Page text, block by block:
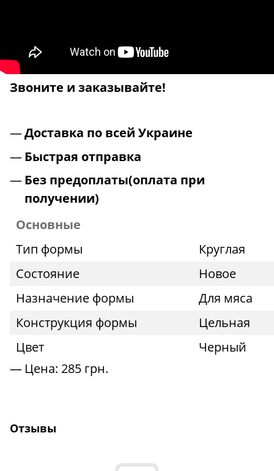
Звоните и заказывайте!
Доставка по всей Украине
Быстрая отправка
Без предоплаты(оплата при
получении)
Основные
Тип формы
Круглая
Состояние
Новое
Назначение формы
Для мяса
Конструкция формы
Цельная
Цвет
Черный
Цена: 285 грн.
Отзывы